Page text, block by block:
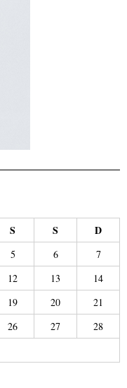
S S D
5 6
7
12 13
14
19 20
21
26 27
28